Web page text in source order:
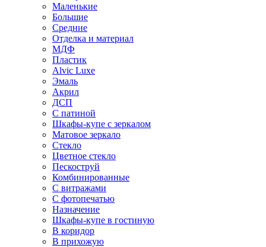
Маленькие
Большие
Средние
Отделка и материал
МДФ
Пластик
Alvic Luxe
Эмаль
Акрил
ДСП
С патиной
Шкафы-купе с зеркалом
Матовое зеркало
Стекло
Цветное стекло
Пескоструй
Комбинированные
С витражами
С фотопечатью
Назначение
Шкафы-купе в гостиную
В коридор
В прихожую